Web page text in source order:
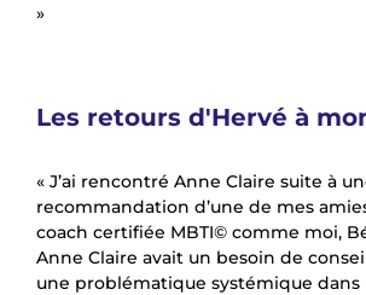
»
Les retours d'Hervé à
« J’ai rencontré Anne Claire suite à
recommandation d’une de mes
coach certifiée MBTI© comme moi,
Anne Claire avait un besoin de
une problématique systémique